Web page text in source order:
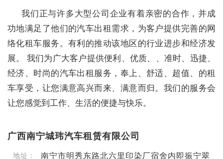
我们正与许多大型公司企业有着亲密的合作，并成
功地满足了他们的汽车出租需求，为客户提供完善的网
络化租车服务。有利的推动该地区的行业进步和经济发
展。 我们为广大客户提供便利、优质、、准时、迅捷、
经济、时尚的汽车出租服务，奉上、舒适、超值、的租
车享受，让您满意高兴而来、满意而归。我们的服务会
让您感觉到工作、生活的便捷与快乐。
广西南宁城玮汽车租赁有限公司
地址： 南宁市明秀东路北六里印染厂宿舍内即振宁翠